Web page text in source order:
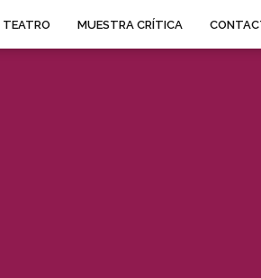
TEATRO MUESTRA CRÍTICA